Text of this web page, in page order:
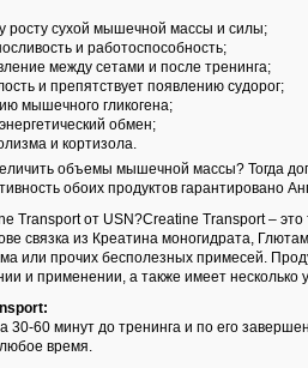
росту сухой мышечной массы и силы;
и работоспособность;
между сетами и после тренинга;
и препятствует появлению судорог;
мышечного гликогена;
обмен;
и кортизола.
объемы мышечной массы? Тогда
обоих продуктов гарантировано
Transport от USN?Creatine Transport –
связка из Креатина моногидрата,
или прочих бесполезных примесей.
и применении, а также имеет
30-60 минут до тренинга и по его
время.